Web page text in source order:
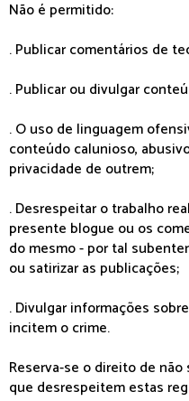
Não é permitido:
. Publicar comentários de
. Publicar ou divulgar
. O uso de linguagem
conteúdo calunioso,
privacidade de outrem;
. Desrespeitar o trabalho
presente blogue ou os
do mesmo - por tal
ou satirizar as publicações;
. Divulgar informações
incitem o crime.
Reserva-se o direito de
que desrespeitem estas